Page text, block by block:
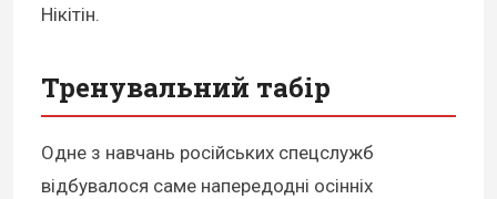
Нікітін.
Тренувальний табір
Одне з навчань російських спецслужб
відбувалося саме напередодні осінніх